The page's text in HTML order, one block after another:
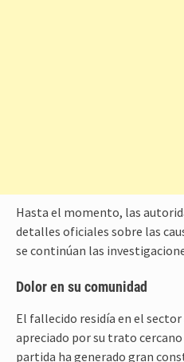
Hasta el momento, las
detalles oficiales sobre las
se continúan las
Dolor en su comunidad
El fallecido residía en el sector
apreciado por su trato
partida ha generado gran